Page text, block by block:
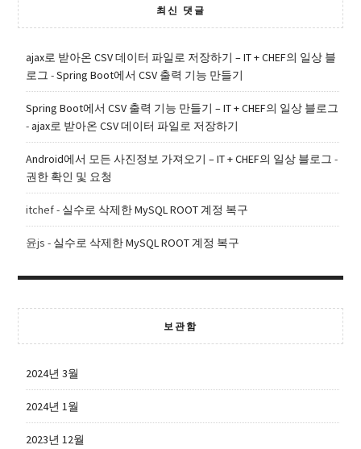
최신 댓글
ajax로 받아온 CSV 데이터 파일로 저장하기 – IT + CHEF의 일상 블
로그 -Spring Boot에서 CSV 출력 기능 만들기
Spring Boot에서 CSV 출력 기능 만들기 – IT + CHEF의 일상 블로그
-ajax로 받아온 CSV 데이터 파일로 저장하기
Android에서 모든 사진정보 가져오기 – IT + CHEF의 일상 블로그 -
권한 확인 및 요청
itchef- 실수로 삭제한 MySQL ROOT 계정 복구
윤js - 실수로 삭제한 MySQL ROOT 계정 복구
보관함
2024년 3월
2024년 1월
2023년 12월